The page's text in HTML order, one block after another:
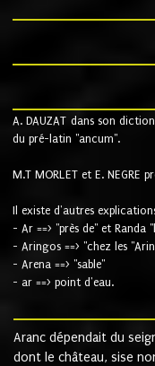
A. DAUZAT dans son
du pré-latin "ancum".
M.T MORLET et E. NEGRE
Il existe d'autres
- Ar ==> "près de" et Randa
- Aringos ==> "chez les
- Arena ==> "sable"
- ar ==> point d'eau.
Aranc dépendait du
dont le château, sise